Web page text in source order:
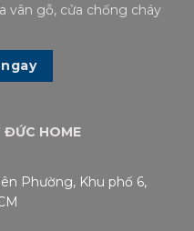
vân gỗ, cửa chống cháy
ĐỨC HOME
Phường, Khu phố 6,